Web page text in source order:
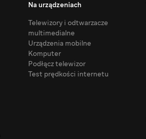
Na urządzeniach
Telewizory i odtwarzacze
multimedialne
Urządzenia mobilne
Komputer
Podłącz telewizor
Test prędkości internetu